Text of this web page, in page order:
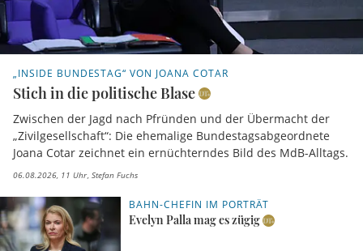
„INSIDE BUNDESTAG“ VON JOANA COTAR
Stich in die politische Blase
Zwischen der Jagd nach Pfründen und der Übermacht der
„Zivilgesellschaft“: Die ehemalige Bundestagsabgeordnete
Joana Cotar zeichnet ein ernüchterndes Bild des MdB-Alltags.
06.08.2026, 11 Uhr Stefan Fuchs
BAHN-CHEFIN IM PORTRÄT
Evelyn Palla mag es zügig